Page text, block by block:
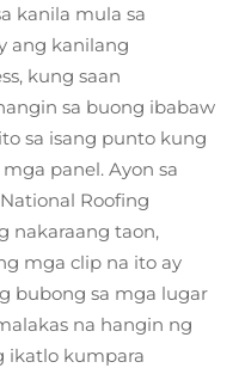
kanila mula sa
ang kanilang
kung saan
sa buong ibabaw
sa isang punto kung
panel. Ayon sa
Roofing
nakaraang taon,
mga clip na ito ay
bubong sa mga lugar
na hangin ng
ikatlo kumpara